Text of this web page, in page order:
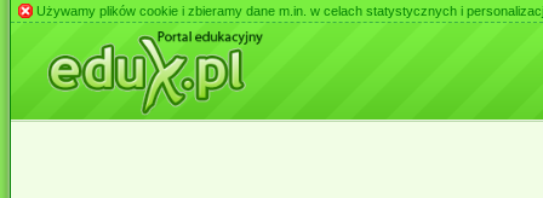
Używamy plików cookie i zbieramy dane m.in. w celach statystycznych i